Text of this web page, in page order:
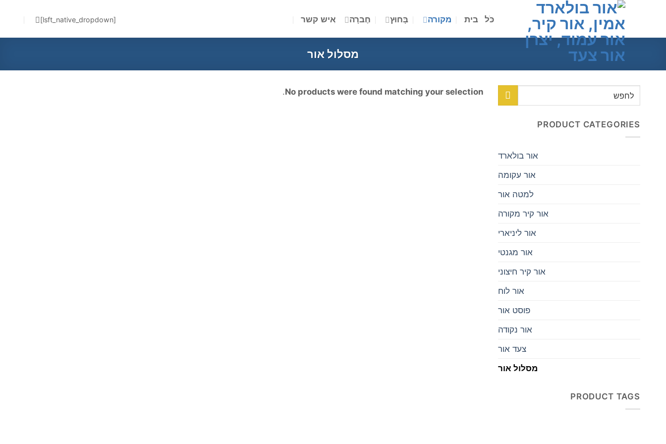
כֹּל בית מקורה בָּחוּץ חֶברָה איש קשר [
lsft_native_dropdown
]
מסלול אור
לחפש
PRODUCT CATEGORIES
אור בולארד
אור עקומה
למטה אור
אור קיר מקורה
אור ליניארי
אור מגנטי
אור קיר חיצוני
אור לוח
פוסט אור
אור נקודה
צעד אור
מסלול אור
PRODUCT TAGS
No products were found matching your selection
.